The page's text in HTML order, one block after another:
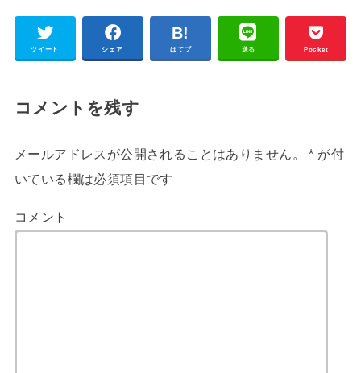
ツイート シェア はてブ 送る Pocket
コメントを残す
メールアドレスが公開されることはありません。 * が付
いている欄は必須項目です
コメント